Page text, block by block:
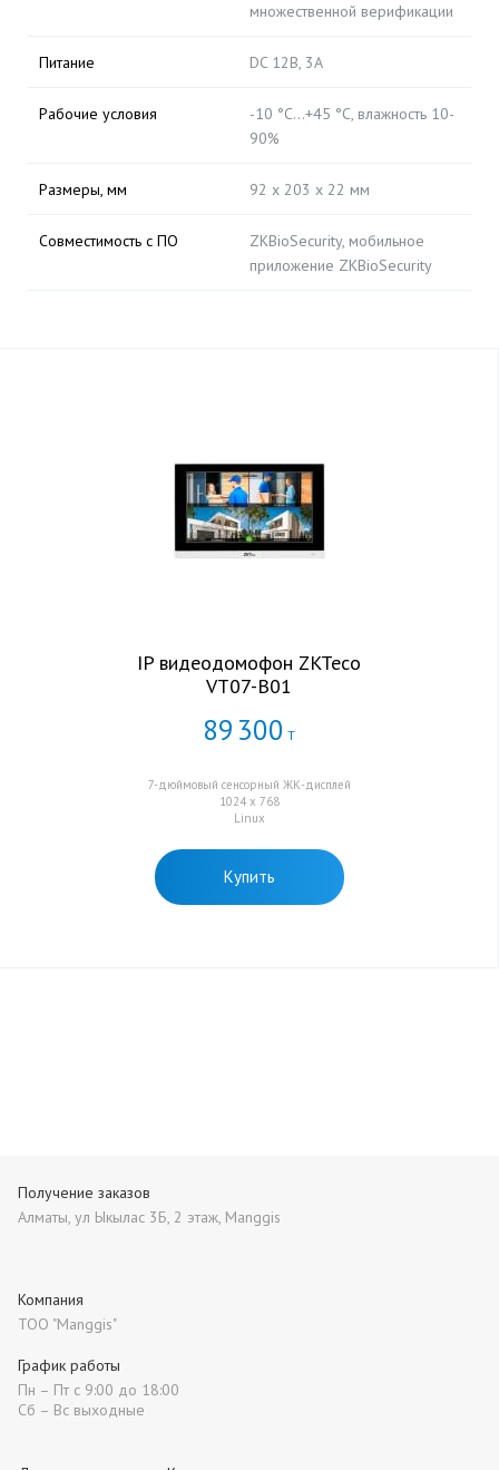
множественной верификации
Питание DC 12В, 3A
Рабочие условия
-10 °C…+45 °C, влажность 10-
90%
Размеры, мм 92 х 203 х 22 мм
Совместимость с ПО
ZKBioSecurity, мобильное
приложение ZKBioSecurity
IP видеодомофон ZKTeco
VT07-B01
89 300 Т
7-дюймовый сенсорный ЖК-дисплей
1024 x 768
Linux
Купить
Получение заказов
Алматы, ул Ыкылас 3Б, 2 этаж, Manggis
Компания
ТОО "Manggis"
График работы
Пн – Пт с 9:00 до 18:00
Сб – Вс выходные